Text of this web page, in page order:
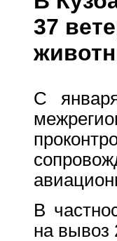
37
С
В
на вывоз